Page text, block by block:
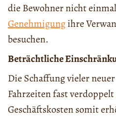
die Bewohner nicht einmal
Genehmigungihre
besuchen.
Beträchtliche
Die Schaffung vieler
Fahrzeiten fast
Geschäftskosten somit